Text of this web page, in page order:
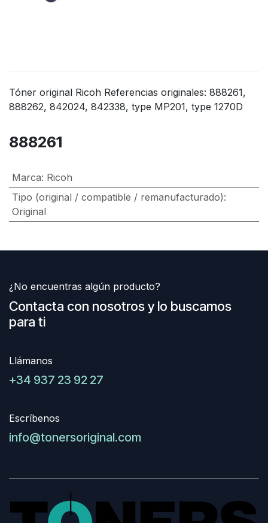
Tóner original Ricoh Referencias originales: 888261,
888262, 842024, 842338, type MP201, type 1270D
888261
Marca: Ricoh
Tipo (original / compatible / remanufacturado):
Original
¿No encuentras algún producto?
Contacta con nosotros y lo buscamos
para ti
Llámanos
+34 937 23 92 27
Escríbenos
info@tonersoriginal.com